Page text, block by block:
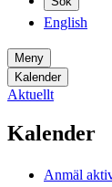
English
Meny
Kalender
Aktuellt
Kalender
Anmäl